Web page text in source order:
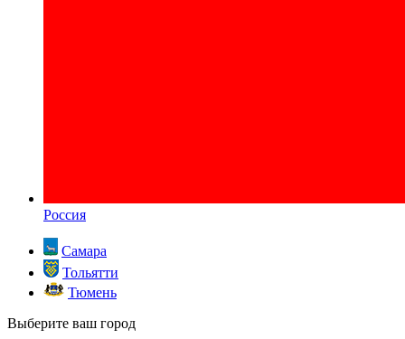
Россия
Самара
Тольятти
Тюмень
Выберите ваш город